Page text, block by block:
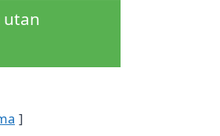
utan